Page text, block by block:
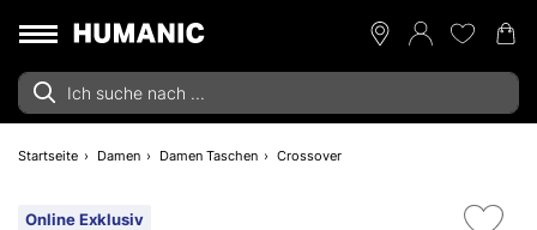
Startseite Damen Damen Taschen Crossover
Online Exklusiv